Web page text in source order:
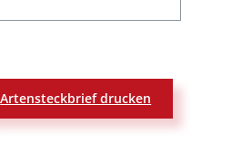
Artensteckbrief drucken